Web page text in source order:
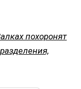
похоронят